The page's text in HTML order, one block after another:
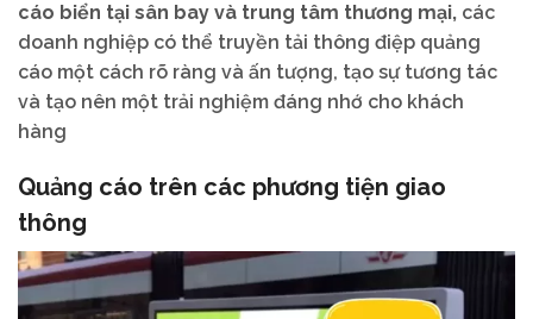
cáo biển tại sân bay và trung tâm thương mại, các
doanh nghiệp có thể truyền tải thông điệp quảng
cáo một cách rõ ràng và ấn tượng, tạo sự tương tác
và tạo nên một trải nghiệm đáng nhớ cho khách
hàng
Quảng cáo trên các phương tiện giao
thông